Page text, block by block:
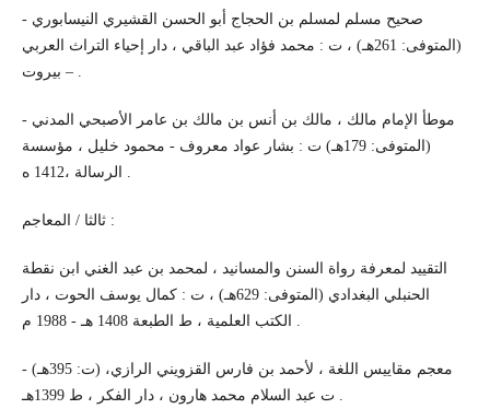
- صحيح مسلم لمسلم بن الحجاج أبو الحسن القشيري النيسابوري
(المتوفى: 261هـ) ، ت : محمد فؤاد عبد الباقي ، دار إحياء التراث العربي
– بيروت .
- موطأ الإمام مالك ، مالك بن أنس بن مالك بن عامر الأصبحي المدني
(المتوفى: 179هـ) ت : بشار عواد معروف - محمود خليل ، مؤسسة
الرسالة ،1412 ه .
ثالثا / المعاجم :
التقييد لمعرفة رواة السنن والمسانيد ، لمحمد بن عبد الغني ابن نقطة
الحنبلي البغدادي (المتوفى: 629هـ) ، ت : كمال يوسف الحوت ، دار
الكتب العلمية ، ط الطبعة 1408 هـ - 1988 م .
- معجم مقاييس اللغة ، لأحمد بن فارس القزويني الرازي، (ت: 395هـ)
ت عبد السلام محمد هارون ، دار الفكر ، ط 1399هـ .